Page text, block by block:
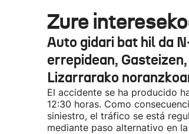
Zure
Auto gidari bat hil da
errepidean, Gasteizen,
Lizarrarako
El accidente se ha producido
12:30 horas. Como
siniestro, el tráfico se está
mediante paso alternativo en